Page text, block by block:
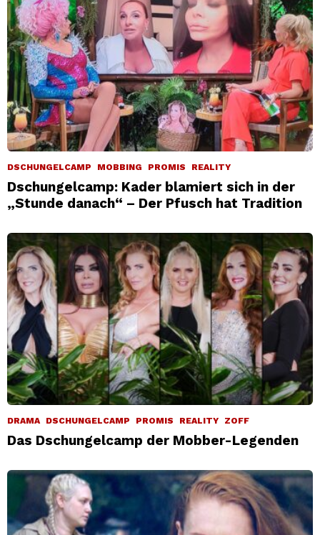
DSCHUNGELCAMP MOBBING PROMIS REALITY
Dschungelcamp: Kader blamiert sich in der
„Stunde danach“ – Der Pfusch hat Tradition
DRAMA DSCHUNGELCAMP PROMIS REALITY ZOFF
Das Dschungelcamp der Mobber-Legenden